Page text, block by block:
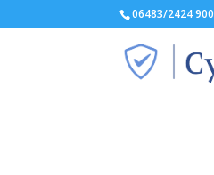
06483/2424 900